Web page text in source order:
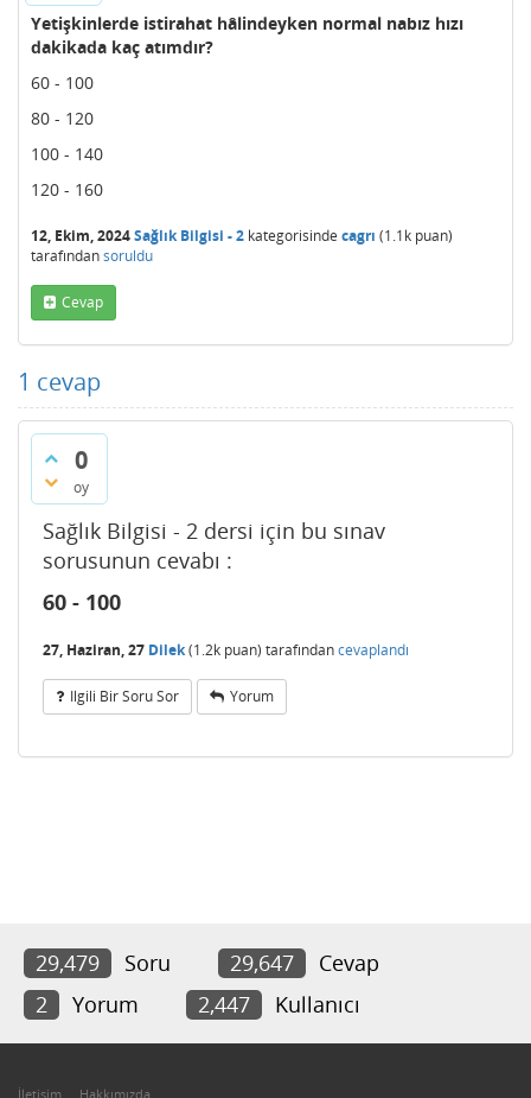
Yetişkinlerde istirahat hâlindeyken normal nabız hızı
dakikada kaç atımdır?
60 - 100
80 - 120
100 - 140
120 - 160
12, Ekim, 2024Sağlık Bilgisi - 2 kategorisinde cagrı (1.1k puan)
tarafındansoruldu
Cevap
1 cevap
0
oy
Sağlık Bilgisi - 2 dersi için bu sınav
sorusunun cevabı :
60 - 100
27, Haziran, 27 Dilek(1.2k puan) tarafındancevaplandı
Ilgili Bir Soru Sor Yorum
29,479 Soru 29,647
Cevap
2
Yorum 2,447 Kullanıcı
İletişim Hakkımızda